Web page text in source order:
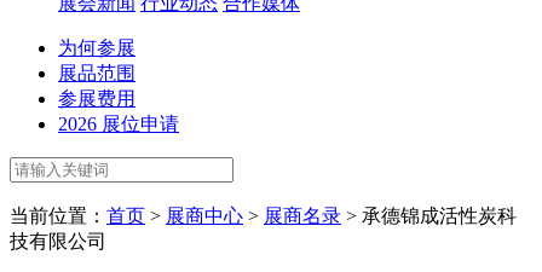
为何参展
展品范围
参展费用
2026 展位申请
当前位置： 首页 > 展商中心 > 展商名录 > 承德锦成活性炭科
技有限公司